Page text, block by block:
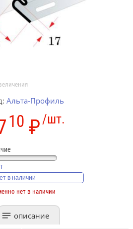
Альта-Профиль
/шт.
10 ₽
нет в наличии
описание